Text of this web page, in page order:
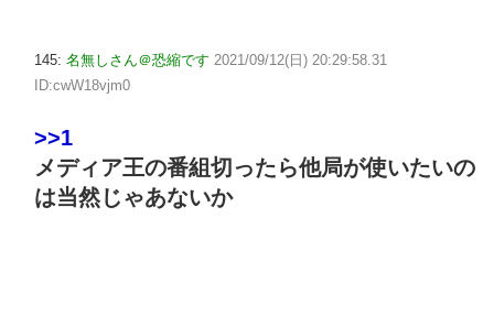
145: 名無しさん＠恐縮です 2021/09/12(日) 20:29:58.31
ID:cwW18vjm0
>>1
メディア王の番組切ったら他局が使いたいの
は当然じゃあないか